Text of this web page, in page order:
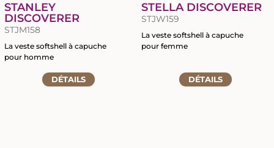
STANLEY
DISCOVERER
STJM158
La veste softshell à capuche
pour homme
DÉTAILS
STELLA DISCOVERER
STJW159
La veste softshell à capuche
pour femme
DÉTAILS